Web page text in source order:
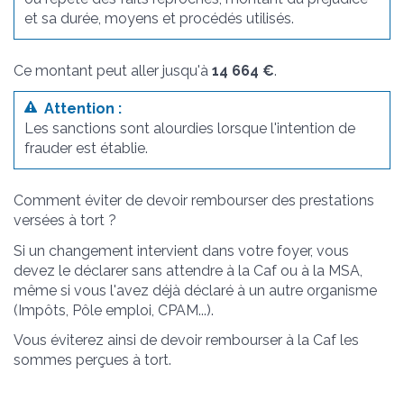
et sa durée, moyens et procédés utilisés.
Ce montant peut aller jusqu'à 14 664 €.
Attention :
Les sanctions sont alourdies lorsque l'intention de
frauder est établie.
Comment éviter de devoir rembourser des prestations
versées à tort ?
Si un changement intervient dans votre foyer, vous
devez le déclarer sans attendre à la Caf ou à la MSA,
même si vous l'avez déjà déclaré à un autre organisme
(Impôts, Pôle emploi, CPAM...).
Vous éviterez ainsi de devoir rembourser à la Caf les
sommes perçues à tort.